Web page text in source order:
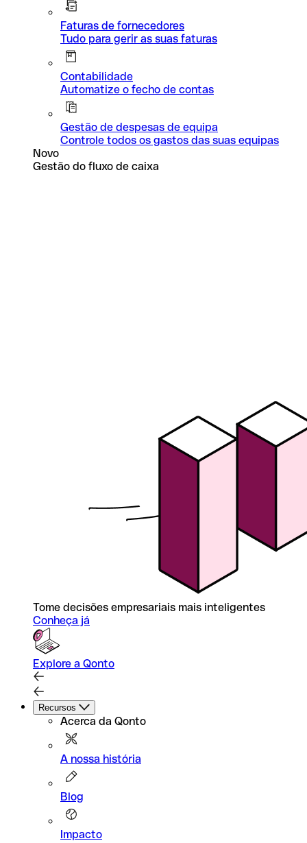
Faturas de fornecedores
Tudo para gerir as suas faturas
Contabilidade
Automatize o fecho de contas
Gestão de despesas de equipa
Controle todos os gastos das suas equipas
Novo
Gestão do fluxo de caixa
Tome decisões empresariais mais inteligentes
Conheça já
Explore a Qonto
Recursos
Acerca da Qonto
A nossa história
Blog
Impacto